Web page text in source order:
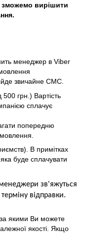
зможемо вирішити
менеджер в Viber
звичайне СМС.
грн.) Вартість
сплачує
попередню
В примітках
буде сплачувати
зв'яжуться
у відправки.
за якими Ви можете
якості. Якщо